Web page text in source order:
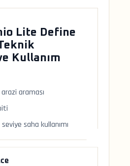
Lite Define
Kullanım
araması
saha kullanımı